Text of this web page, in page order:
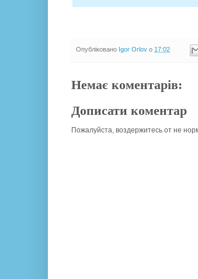
Опубліковано Igor Orlov о 17:02
Немає коментарів:
Дописати коментар
Пожалуйста, воздержитесь от не